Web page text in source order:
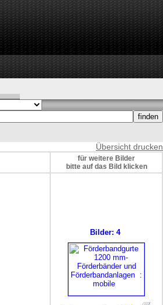
Übersicht drucken
für weitere Bilder
bitte auf das Bild klicken
Bilder: 4